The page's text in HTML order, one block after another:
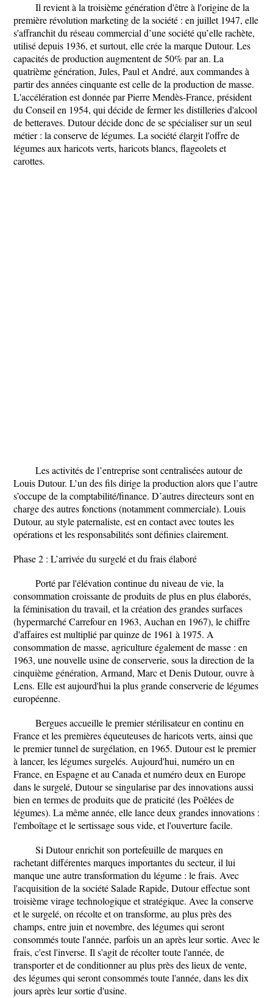
Il revient à la troisième génération d'être à l'origine de la
première révolution marketing de la société : en juillet 1947, elle
s'affranchit du réseau commercial d’une société qu’elle rachète,
utilisé depuis 1936, et surtout, elle crée la marque Dutour. Les
capacités de production augmentent de 50% par an. La
quatrième génération, Jules, Paul et André, aux commandes à
partir des années cinquante est celle de la production de masse.
L'accélération est donnée par Pierre Mendès-France, président
du Conseil en 1954, qui décide de fermer les distilleries d'alcool
de betteraves. Dutour décide donc de se spécialiser sur un seul
métier : la conserve de légumes. La société élargit l'offre de
légumes aux haricots verts, haricots blancs, flageolets et
carottes.
Les activités de l’entreprise sont centralisées autour de
Louis Dutour. L’un des fils dirige la production alors que l’autre
s’occupe de la comptabilité/finance. D’autres directeurs sont en
charge des autres fonctions (notamment commerciale). Louis
Dutour, au style paternaliste, est en contact avec toutes les
opérations et les responsabilités sont définies clairement.
Phase 2 : L’arrivée du surgelé et du frais élaboré
Porté par l'élévation continue du niveau de vie, la
consommation croissante de produits de plus en plus élaborés,
la féminisation du travail, et la création des grandes surfaces
(hypermarché Carrefour en 1963, Auchan en 1967), le chiffre
d'affaires est multiplié par quinze de 1961 à 1975. A
consommation de masse, agriculture également de masse : en
1963, une nouvelle usine de conserverie, sous la direction de la
cinquième génération, Armand, Marc et Denis Dutour, ouvre à
Lens. Elle est aujourd'hui la plus grande conserverie de légumes
européenne.
Bergues accueille le premier stérilisateur en continu en
France et les premières équeuteuses de haricots verts, ainsi que
le premier tunnel de surgélation, en 1965. Dutour est le premier
à lancer, les légumes surgelés. Aujourd'hui, numéro un en
France, en Espagne et au Canada et numéro deux en Europe
dans le surgelé, Dutour se singularise par des innovations aussi
bien en termes de produits que de praticité (les Poêlées de
légumes). La même année, elle lance deux grandes innovations :
l'emboîtage et le sertissage sous vide, et l'ouverture facile.
Si Dutour enrichit son portefeuille de marques en
rachetant différentes marques importantes du secteur, il lui
manque une autre transformation du légume : le frais. Avec
l'acquisition de la société Salade Rapide, Dutour effectue sont
troisième virage technologique et stratégique. Avec la conserve
et le surgelé, on récolte et on transforme, au plus près des
champs, entre juin et novembre, des légumes qui seront
consommés toute l'année, parfois un an après leur sortie. Avec le
frais, c'est l'inverse. Il s'agit de récolter toute l'année, de
transporter et de conditionner au plus près des lieux de vente,
des légumes qui seront consommés toute l'année, dans les dix
jours après leur sortie d'usine.